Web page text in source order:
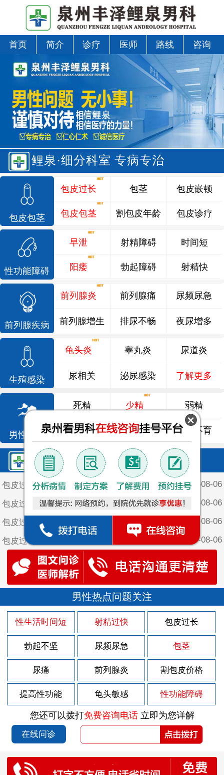
首页 简介 诊疗 医师 路线 咨询
鲤泉·细分科室 专病专治
包皮包茎
包皮过长
包皮包茎
包茎
割包皮年龄
包皮嵌顿
包皮诊疗
性功能障碍
早泄
阳痿
射精障碍
勃起障碍
时间短
射精快
前列腺疾病
前列腺炎 前列腺痛 尿频尿急
前列腺增生 排尿不畅 夜尿增多
生殖感染
龟头炎 睾丸炎 尿道炎
尿相关 泌尿感染 了解更多
男性不育
死精 少精 弱精
精液异常 精子畸形 男性不育
鲤泉·最新文章
包皮过长的治疗误区 2026-08-06
包皮过长的治疗的误区 2026-08-06
2026-08-06
2026-08-06
包皮过长对男性的影响？ 2026-08-06
男性前列腺炎的症状都有哪几种呢
男性急性前列腺炎的危害着健康吗
男性前列腺炎有哪些症状表现呢？ 2026-08-02
男性前列腺炎有哪些症状 2026-08-02
男性急性前列腺炎有哪些因素 2026-08-02
如何预防早泄的呢 2026-07-26
人们对治疗早泄存在哪些误区 2026-07-26
男性患了早泄会造成哪些影响 2026-07-26
哪些症状预示着早泄疾病的发生 2026-07-26
男性怎么预防早泄 2026-07-26
阳痿应该如何治疗呢？ 2026-07-19
男性热点问题关注
性生活时间短 射精过快 包皮过长
勃起不坚 尿频尿急 包茎
尿痛 前列腺炎 割包皮价格
提高性功能 龟头敏感 性功能障碍
您还可以拨打免费咨询电话立即为您详解
在线问诊